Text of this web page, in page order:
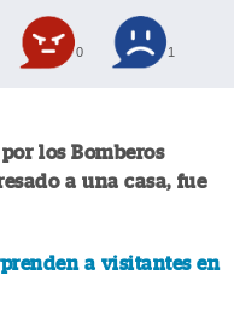
0 1
los Bomberos
a una casa, fue
a visitantes en